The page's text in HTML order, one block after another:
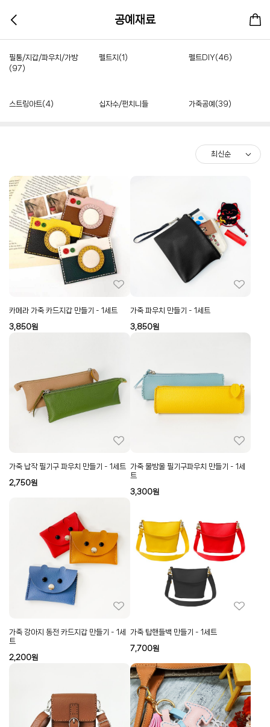
공예재료
필통/지갑/파우치/가방
(97)
펠트지(1) 펠트DIY(46)
스트링아트(4) 십자수/펀치니들 가죽공예(39)
카메라 가죽 카드지갑 만들기 - 1세트
3,850원
가죽 파우치 만들기 - 1세트
3,850원
가죽 납작 필기구 파우치 만들기 - 1세트
2,750원
가죽 물방울 필기구파우치 만들기 - 1세
트
3,300원
가죽 강아지 동전 카드지갑 만들기 - 1세
트
2,200원
가죽 탑핸들백 만들기 - 1세트
7,700원